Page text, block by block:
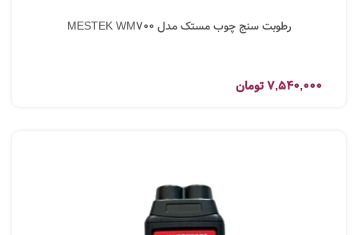
رطوبت سنج چوب مستک مدل MESTEK WM700
7,540,000تومان